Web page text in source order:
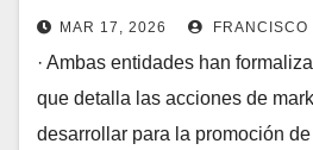
promoción del
de la Vila Joiosa
MAR 17, 2026 FRANCISCO
· Ambas entidades han
que detalla las acciones de
desarrollar para la promoción